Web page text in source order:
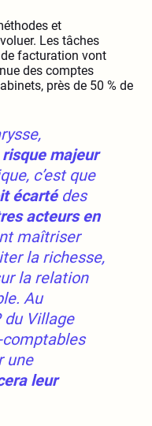
et
Les tâches
facturation vont
des comptes
près de 50 % de
risque majeur
c’est que
écartédes
acteurs en
maîtriser
la richesse,
la relation
Au
du Village
une
leur